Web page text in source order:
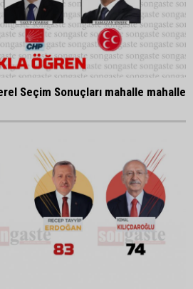
Seçim Sonuçları mahalle mahalle